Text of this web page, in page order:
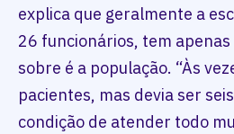
explica que geralmente a
26 funcionários, tem apenas
sobre é a população. “Às
pacientes, mas devia ser
condição de atender todo